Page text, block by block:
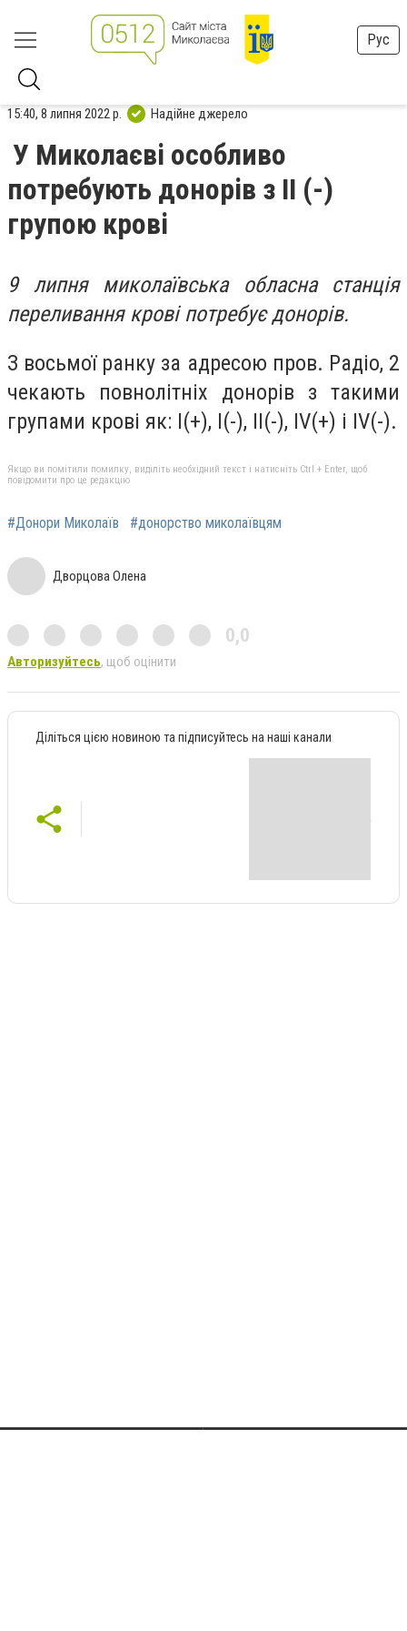
Рус
15:40, 8 липня 2022 р. Надійне джерело
У Миколаєві особливо
потребують донорів з ІІ (-)
групою крові
9 липня миколаївська обласна станція
переливання крові потребує донорів.
З восьмої ранку за адресою пров. Радіо, 2
чекають повнолітніх донорів з такими
групами крові як: I(+), I(-), II(-), IV(+) і IV(-).
Якщо ви помітили помилку, виділіть необхідний текст і натисніть Ctrl + Enter, щоб
повідомити про це редакцію
#Донори Миколаїв #донорство миколаївцям
Дворцова Олена
0,0
Авторизуйтесь, щоб оцінити
Діліться цією новиною та підписуйтесь на наші канали